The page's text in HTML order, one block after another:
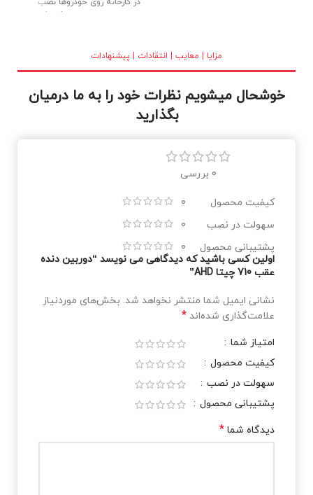
می شوند. لامپ های فابریک
بازار عرضه شده اند. نور خوب و
طول عمر بالا از دلایل استقبال
مزایا | معایب | انتقادات | پیشنهادات
خوشحال میشویم نظرات خود را به ما درمیان
بگذارید
0 بررسی
کیفیت محصول
0
سهولت در نصب
0
پشتیبانی محصول
0
اولین کسی باشید که دیدگاهی می نویسد “دوربین دنده
عقب 710 چیتا AHD”
نشانی ایمیل شما منتشر نخواهد شد. بخش‌های موردنیاز
علامت‌گذاری شده‌اند *
امتیاز شما
کیفیت محصول
سهولت در نصب
پشتیبانی محصول
دیدگاه شما *